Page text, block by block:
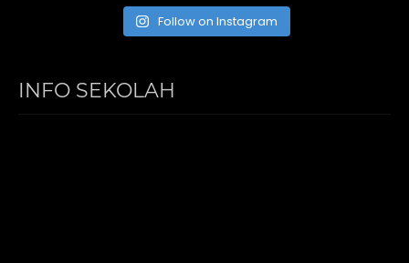
Follow on Instagram
INFO SEKOLAH